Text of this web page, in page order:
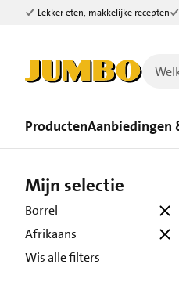
Ga naar zoeken
Ga naar hoofdinhoud
Lekker eten, makkelijke recepten
ProductenAanbiedingen
Mijn selectie
Borrel
Afrikaans
Wis alle filters